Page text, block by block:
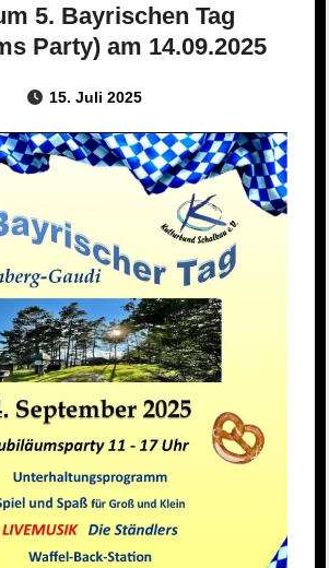
5. Bayrischen Tag
Party) am 14.09.2025
15. Juli 2025